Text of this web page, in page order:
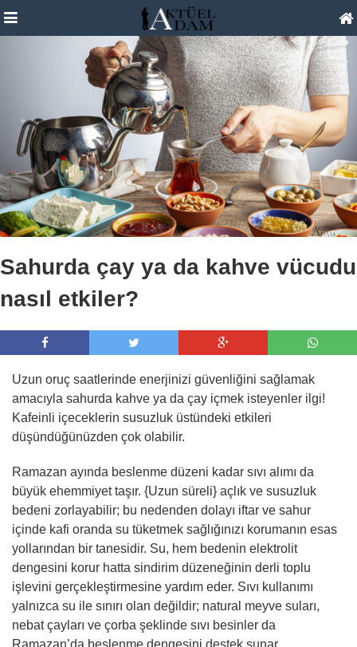
Sahurda çay ya da kahve vücudu
nasıl etkiler?
Uzun oruç saatlerinde enerjinizi güvenliğini sağlamak
amacıyla sahurda kahve ya da çay içmek isteyenler ilgi!
Kafeinli içeceklerin susuzluk üstündeki etkileri
düşündüğünüzden çok olabilir.
Ramazan ayında beslenme düzeni kadar sıvı alımı da
büyük ehemmiyet taşır. {Uzun süreli} açlık ve susuzluk
bedeni zorlayabilir; bu nedenden dolayı iftar ve sahur
içinde kafi oranda su tüketmek sağlığınızı korumanın esas
yollarından bir tanesidir. Su, hem bedenin elektrolit
dengesini korur hatta sindirim düzeneğinin derli toplu
işlevini gerçekleştirmesine yardım eder. Sıvı kullanımı
yalnızca su ile sınırı olan değildir; natural meyve suları,
nebat çayları ve çorba şeklinde sıvı besinler da
Ramazan’da beslenme dengesini destek sunar.